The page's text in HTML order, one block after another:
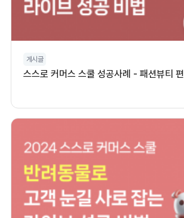
게시글
스스로 커머스 스쿨 성공사례 - 패션뷰티 편